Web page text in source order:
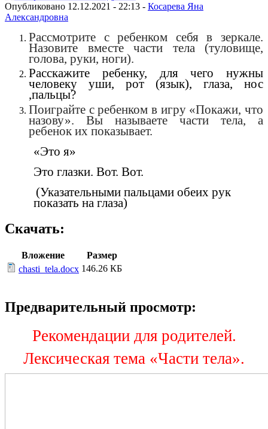
Опубликовано 12.12.2021 - 22:13 - Косарева Яна
Александровна
Рассмотрите с ребенком себя в зеркале.
Назовите вместе части тела (туловище,
голова, руки, ноги).
Расскажите ребенку, для чего нужны
человеку уши, рот (язык), глаза, нос
,пальцы?
Поиграйте с ребенком в игру «Покажи, что
назову». Вы называете части тела, а
ребенок их показывает.
«Это я»
Это глазки. Вот. Вот.
(Указательными пальцами обеих рук
показать на глаза)
Скачать:
Вложение
Размер
chasti_tela.docx 146.26 КБ
Предварительный просмотр:
Рекомендации для родителей.
Лексическая тема «Части тела».